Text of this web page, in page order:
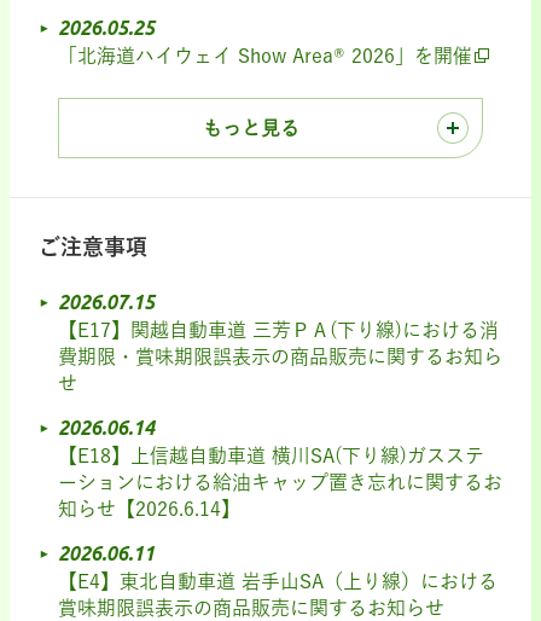
2026.05.25
「北海道ハイウェイ Show Area® 2026」を開催
もっと見る
ご注意事項
2026.07.15
【E17】関越自動車道 三芳ＰＡ(下り線)における消
費期限・賞味期限誤表示の商品販売に関するお知ら
せ
2026.06.14
【E18】上信越自動車道 横川SA(下り線)ガスステ
ーションにおける給油キャップ置き忘れに関するお
知らせ【2026.6.14】
2026.06.11
【E4】東北自動車道 岩手山SA（上り線）における
賞味期限誤表示の商品販売に関するお知らせ